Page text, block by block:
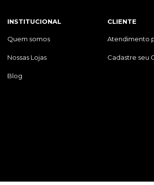
INSTITUCIONAL
Quem somos
Nossas Lojas
Blog
CLIENTE
Atendimento
Cadastre seu